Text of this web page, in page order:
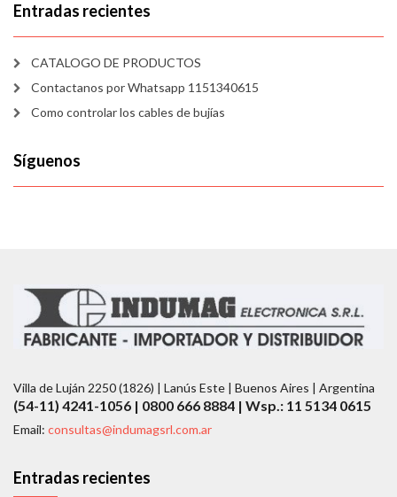
Entradas recientes
CATALOGO DE PRODUCTOS
Contactanos por Whatsapp 1151340615
Como controlar los cables de bujías
Síguenos
Villa de Luján 2250 (1826) | Lanús Este | Buenos Aires | Argentina
(54-11) 4241-1056 | 0800 666 8884 | Wsp.: 11 5134 0615
Email: consultas@indumagsrl.com.ar
Entradas recientes